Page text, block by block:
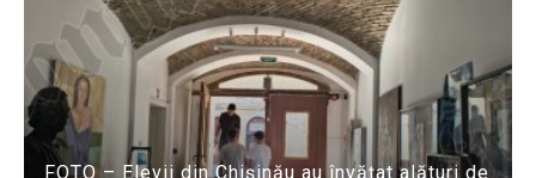
FOTO – Elevii din Chișinău au învățat alături de